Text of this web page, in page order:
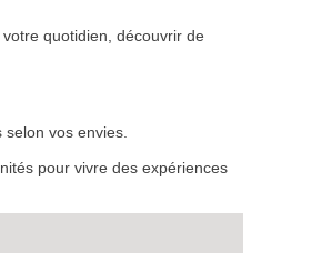
quotidien, découvrir de
selon vos envies.
pour vivre des expériences